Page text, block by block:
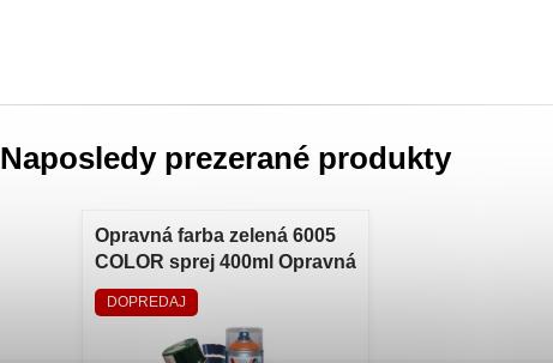
Naposledy prezerané produkty
Opravná farba zelená 6005
COLOR sprej 400ml Opravná
farba zelená 6005 COLOR
sprej 400ml
DOPREDAJ